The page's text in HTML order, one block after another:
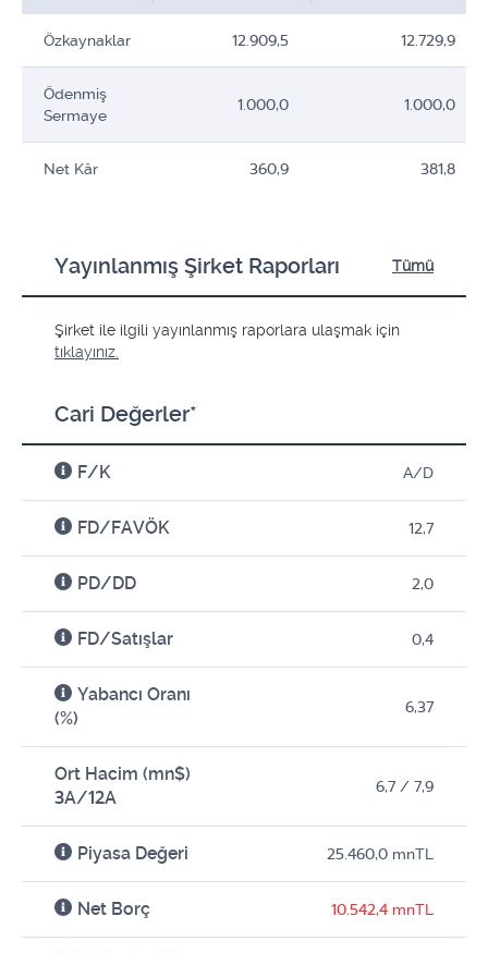
Özkaynaklar 12.909,5 12.729,9
Ödenmiş
Sermaye
1.000,0 1.000,0
Net Kâr 360,9 381,8
Yayınlanmış Şirket Raporları Tümü
Şirket ile ilgili yayınlanmış raporlara ulaşmak için
tıklayınız.
Cari Değerler*
F/K A/D
FD/FAVÖK 12,7
PD/DD 2,0
FD/Satışlar 0,4
Yabancı Oranı
(%)
6,37
Ort Hacim (mn$)
3A/12A
6,7 / 7,9
Piyasa Değeri 25.460,0 mnTL
Net Borç 10.542,4 mnTL